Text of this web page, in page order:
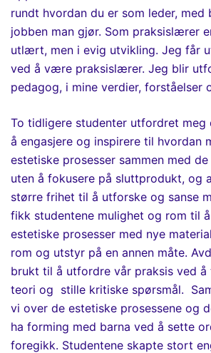
rundt hvordan du er som leder, med
jobben man gjør. Som praksislærer
utlært, men i evig utvikling. Jeg får
ved å være praksislærer. Jeg blir
pedagog, i mine verdier, forståelser
To tidligere studenter utfordret meg
å engasjere og inspirere til hvordan
estetiske prosesser sammen med de
uten å fokusere på sluttprodukt, og
større frihet til å utforske og sanse
fikk studentene mulighet og rom til å
estetiske prosesser med nye
rom og utstyr på en annen måte.
brukt til å utfordre vår praksis ved
teori og stille kritiske spørsmål.
vi over de estetiske prosessene og
ha forming med barna ved å sette
foregikk. Studentene skapte stort